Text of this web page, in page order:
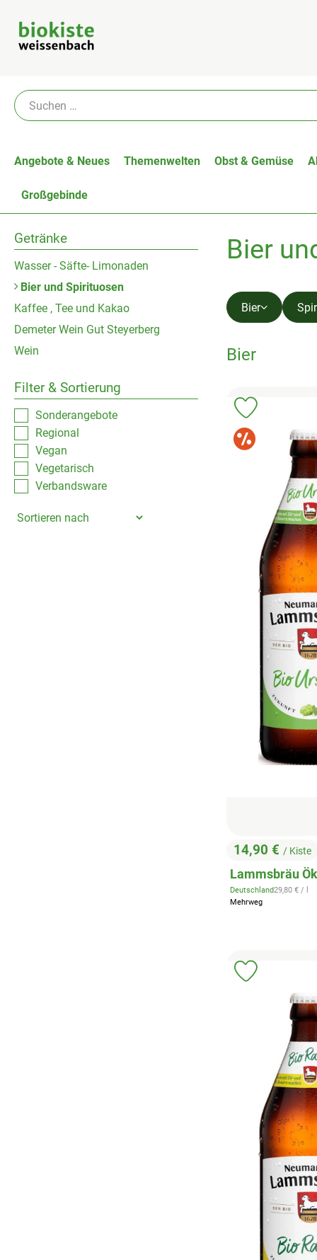
Angebote & Neues Themenwelten Obst & Gemüse
Großgebinde
Getränke
Wasser - Säfte- Limonaden
Bier und Spirituosen
Kaffee , Tee und Kakao
Demeter Wein Gut Steyerberg
Wein
Filter & Sortierung
Sonderangebote
Regional
Vegan
Vegetarisch
Verbandsware
Bier
Bier
Bier
, Preis:
14,90 € / Kiste
Lammsbräu
, Herkunft:
Deutschland,29,80 € / l
Mehrweg
Produkt
Produkt